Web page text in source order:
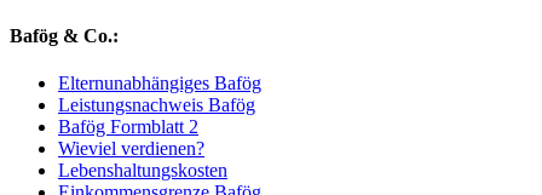
Bafög & Co.:
Elternunabhängiges Bafög
Leistungsnachweis Bafög
Bafög Formblatt 2
Wieviel verdienen?
Lebenshaltungskosten